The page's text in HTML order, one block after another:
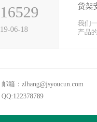
16529
19-06-18
货架
我们
产品
邮箱：zlhang@jsyoucun.com
QQ:122378789